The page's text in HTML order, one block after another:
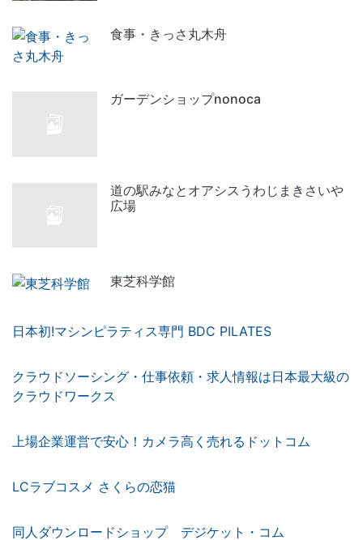
食事・きっさ丸木舟
ガーデンショップnonoca
道の駅みなとオアシスうわじまきさいや
広場
東芝科学館
日本初!マシンピラティス専門 BDC PILATES
クラウドソーシング・仕事依頼・求人情報は日本最大級の
クラウドワークス
上場企業運営で安心！カメラ高く売れるドットコム
LCラブコスメ さくらの恋猫
同人ダウンロードショップ デジケット・コム